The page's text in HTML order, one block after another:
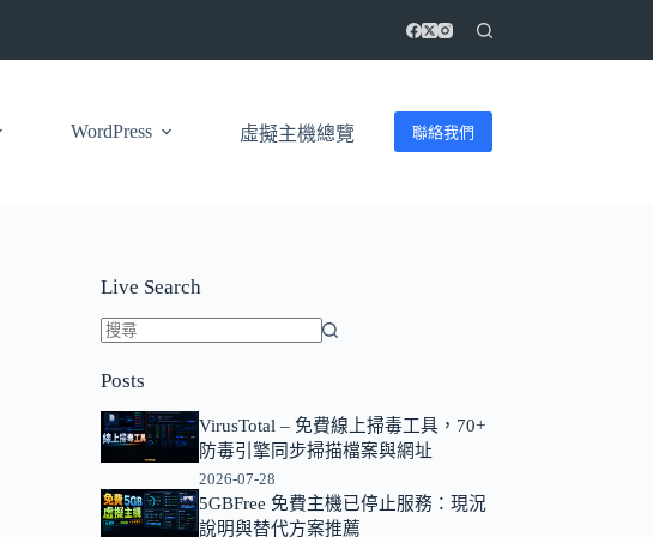
WordPress 虛擬主機總覽 聯絡我們
Live Search
不
到
符
條
件
Posts
VirusTotal – 免費線上掃毒工具，70+
防毒引擎同步掃描檔案與網址
2026-07-28
5GBFree 免費主機已停止服務：現況
說明與替代方案推薦